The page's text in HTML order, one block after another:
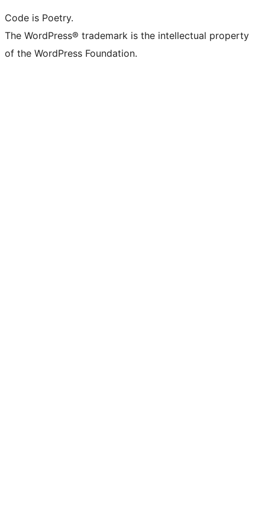
Code is Poetry.
The WordPress® trademark is the intellectual property
of the WordPress Foundation.